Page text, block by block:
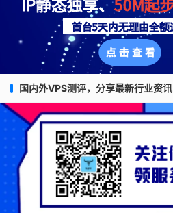
国内外VPS测评，分享最新行业资讯